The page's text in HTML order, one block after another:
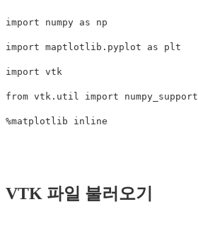
import numpy as np
import maptlotlib.pyplot as plt
import vtk
from vtk.util import numpy_support
%matplotlib inline
VTK 파일 불러오기